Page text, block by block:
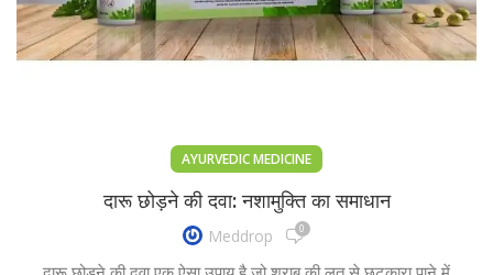
AYURVEDIC MEDICINE
दारू छोड़ने की दवा: नशामुक्ति का समाधान
Meddrop 0